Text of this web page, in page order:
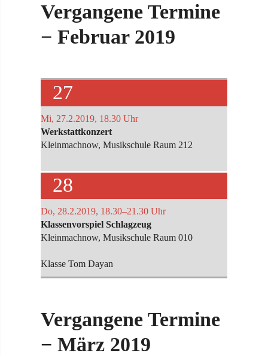
Vergangene Termine
− Februar 2019
27
Mi, 27.2.2019, 18.30 Uhr
Werkstattkonzert
Kleinmachnow, Musikschule Raum 212
28
Do, 28.2.2019, 18.30–21.30 Uhr
Klassenvorspiel Schlagzeug
Kleinmachnow, Musikschule Raum 010
Klasse Tom Dayan
Vergangene Termine
− März 2019